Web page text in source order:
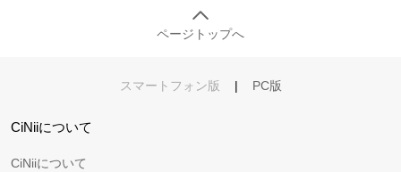
ページトップへ
スマートフォン版 | PC版
CiNiiについて
CiNiiについて